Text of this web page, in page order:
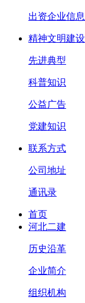
出资企业信
精神文明建设
先进典型
科普知识
公益广告
党建知识
联系方式
公司地址
通讯录
首页
河北二建
历史沿革
企业简介
组织机构